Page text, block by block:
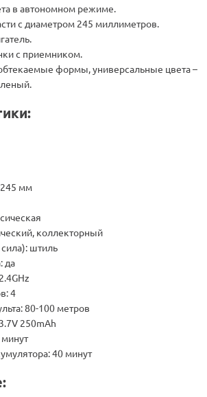
в автономном режиме.
с диаметром 245 миллиметров.
с приемником.
формы, универсальные цвета –
245 мм
коллекторный
штиль
да
4
80-100 метров
250mAh
40 минут